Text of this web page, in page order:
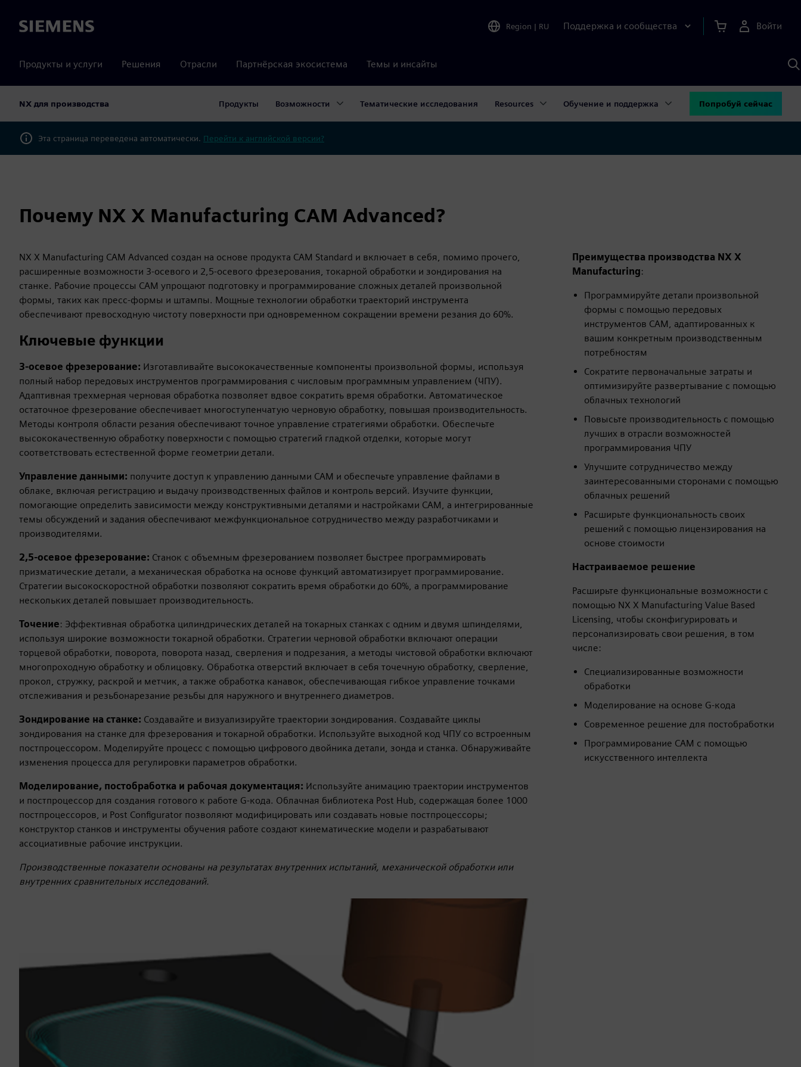
Siemens Region | RU Поддержка и сообщества Войти
Продукты и услуги Решения Отрасли Партнёрская экосистема Темы и инсайты
NX для производства Продукты Возможности Тематические исследования Resources Обучение и поддержка Попробуй сейчас
Эта страница переведена автоматически. Перейти к английской версии?
Почему NX X Manufacturing CAM Advanced?
NX X Manufacturing CAM Advanced создан на основе продукта CAM Standard и включает в себя, помимо прочего,
расширенные возможности 3-осевого и 2,5-осевого фрезерования, токарной обработки и зондирования на
станке. Рабочие процессы CAM упрощают подготовку и программирование сложных деталей произвольной
формы, таких как пресс-формы и штампы. Мощные технологии обработки траекторий инструмента
обеспечивают превосходную чистоту поверхности при одновременном сокращении времени резания до 60%.
Ключевые функции
3-осевое фрезерование: Изготавливайте высококачественные компоненты произвольной формы, используя
полный набор передовых инструментов программирования с числовым программным управлением (ЧПУ).
Адаптивная трехмерная черновая обработка позволяет вдвое сократить время обработки. Автоматическое
остаточное фрезерование обеспечивает многоступенчатую черновую обработку, повышая производительность.
Методы контроля области резания обеспечивают точное управление стратегиями обработки. Обеспечьте
высококачественную обработку поверхности с помощью стратегий гладкой отделки, которые могут
соответствовать естественной форме геометрии детали.
Управление данными: получите доступ к управлению данными CAM и обеспечьте управление файлами в
облаке, включая регистрацию и выдачу производственных файлов и контроль версий. Изучите функции,
помогающие определить зависимости между конструктивными деталями и настройками CAM, а интегрированные
темы обсуждений и задания обеспечивают межфункциональное сотрудничество между разработчиками и
производителями.
2,5-осевое фрезерование: Станок с объемным фрезерованием позволяет быстрее программировать
призматические детали, а механическая обработка на основе функций автоматизирует программирование.
Стратегии высокоскоростной обработки позволяют сократить время обработки до 60%, а программирование
нескольких деталей повышает производительность.
Точение: Эффективная обработка цилиндрических деталей на токарных станках с одним и двумя шпинделями,
используя широкие возможности токарной обработки. Стратегии черновой обработки включают операции
торцевой обработки, поворота, поворота назад, сверления и подрезания, а методы чистовой обработки включают
многопроходную обработку и облицовку. Обработка отверстий включает в себя точечную обработку, сверление,
прокол, стружку, раскрой и метчик, а также обработка канавок, обеспечивающая гибкое управление точками
отслеживания и резьбонарезание резьбы для наружного и внутреннего диаметров.
Зондирование на станке: Создавайте и визуализируйте траектории зондирования. Создавайте циклы
зондирования на станке для фрезерования и токарной обработки. Используйте выходной код ЧПУ со встроенным
постпроцессором. Моделируйте процесс с помощью цифрового двойника детали, зонда и станка. Обнаруживайте
изменения процесса для регулировки параметров обработки.
Моделирование, постобработка и рабочая документация: Используйте анимацию траектории инструментов
и постпроцессор для создания готового к работе G-кода. Облачная библиотека Post Hub, содержащая более 1000
постпроцессоров, и Post Configurator позволяют модифицировать или создавать новые постпроцессоры;
конструктор станков и инструменты обучения работе создают кинематические модели и разрабатывают
ассоциативные рабочие инструкции.
Производственные показатели основаны на результатах внутренних испытаний, механической обработки или
внутренних сравнительных исследований.
Преимущества производства NX X
Manufacturing:
Программируйте детали произвольной
формы с помощью передовых
инструментов CAM, адаптированных к
вашим конкретным производственным
потребностям
Сократите первоначальные затраты и
оптимизируйте развертывание с помощью
облачных технологий
Повысьте производительность с помощью
лучших в отрасли возможностей
программирования ЧПУ
Улучшите сотрудничество между
заинтересованными сторонами с помощью
облачных решений
Расширьте функциональность своих
решений с помощью лицензирования на
основе стоимости
Настраиваемое решение
Расширьте функциональные возможности с
помощью NX X Manufacturing Value Based
Licensing, чтобы сконфигурировать и
персонализировать свои решения, в том
числе:
Специализированные возможности
обработки
Моделирование на основе G-кода
Современное решение для постобработки
Программирование CAM с помощью
искусственного интеллекта